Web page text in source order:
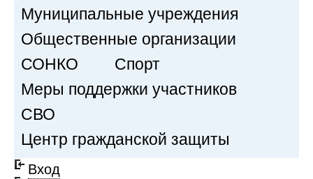
Муниципальные учреждения
Общественные организации
СОНКО
Спорт
Меры поддержки участников
СВО
Центр гражданской защиты
Вход